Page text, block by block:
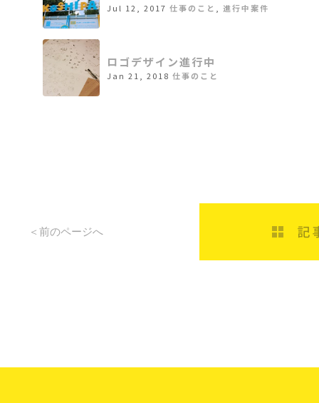
Jul 12, 2017 仕事のこと 進行中案件
ロゴデザイン進行中
Jan 21, 2018 仕事のこと
＜前のページへ